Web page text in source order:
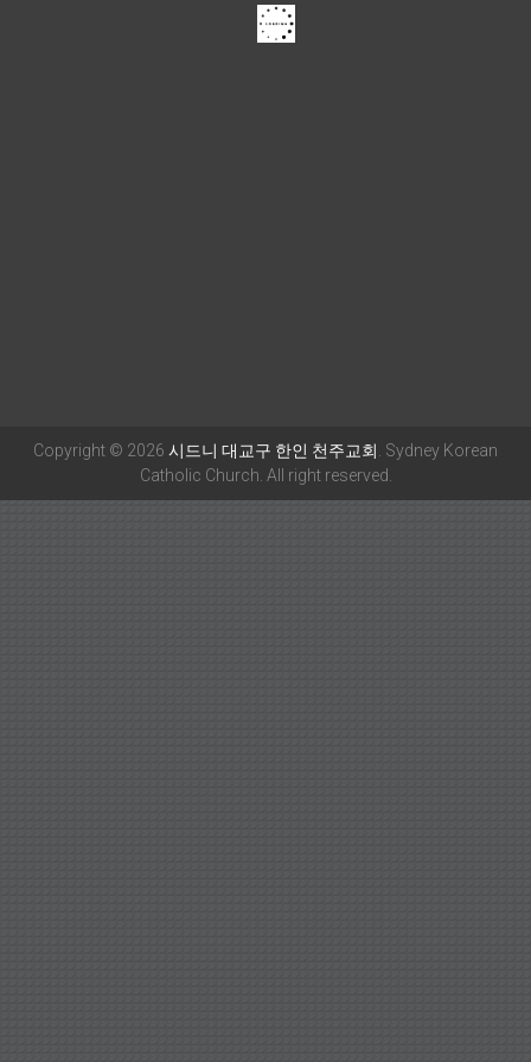
Copyright © 2026 시드니 대교구 한인 천주교회 . Sydney Korean
Catholic Church. All right reserved.